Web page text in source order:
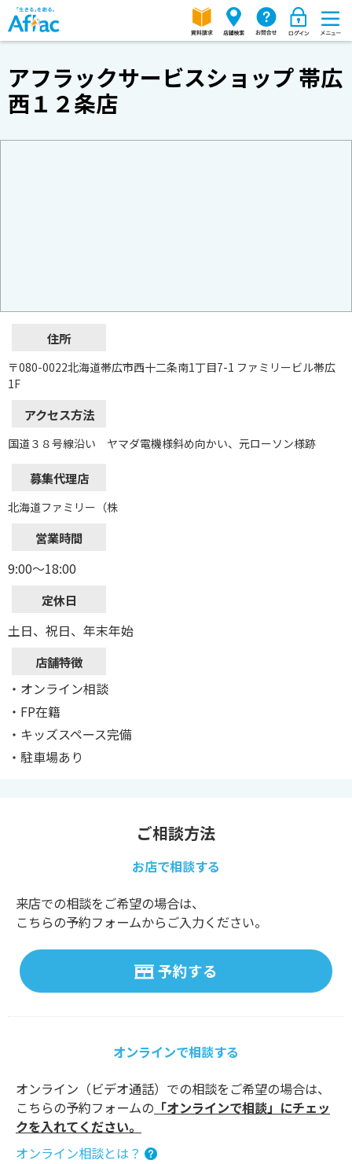
アフラックサービスショップ 帯広
西１２条店
住所
〒080-0022北海道帯広市西十二条南1丁目7-1 ファミリービル帯広
1F
アクセス方法
国道３８号線沿い ヤマダ電機様斜め向かい、元ローソン様跡
募集代理店
北海道ファミリー（株
営業時間
9:00～18:00
定休日
土日、祝日、年末年始
店舗特徴
・オンライン相談
・FP在籍
・キッズスペース完備
・駐車場あり
ご相談方法
お店で相談する
来店での相談をご希望の場合は、
こちらの予約フォームからご入力ください。
予約する
オンラインで相談する
オンライン（ビデオ通話）での相談をご希望の場合は、
こちらの予約フォームの 「オンラインで相談」にチェッ
クを入れてください。
オンライン相談とは？